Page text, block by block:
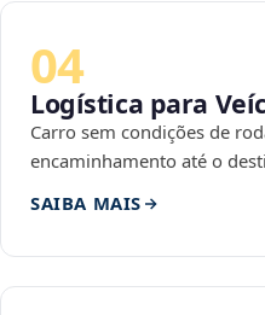
04
Logística para
Carro sem condições de
encaminhamento até o
SAIBA MAIS